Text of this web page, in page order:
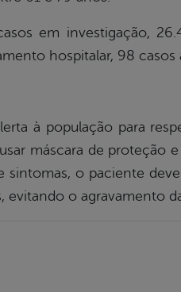
em investigação,
hospitalar, 98 casos
à população para
máscara de proteção
sintomas, o paciente
evitando o agravamento